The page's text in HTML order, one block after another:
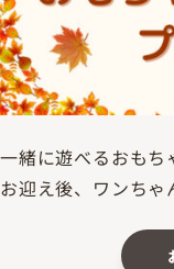
一緒に遊べるおも
お迎え後、ワンち